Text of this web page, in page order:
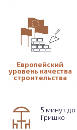
Европейский
уровень качества
строительства
5 минут
Гришко